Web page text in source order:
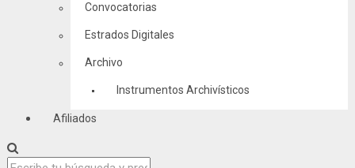
Convocatorias
Estrados Digitales
Archivo
Instrumentos Archivísticos
Afiliados